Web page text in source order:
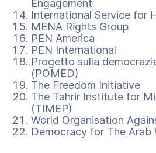
Engagement
International Service for
MENA Rights Group
PEN America
PEN International
Progetto sulla
(POMED)
The Freedom Initiative
The Tahrir Institute for
(TIMEP)
World Organisation
Democracy for The Arab